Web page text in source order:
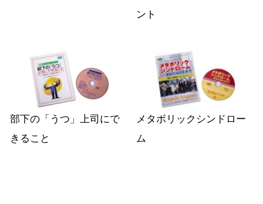
ント
部下の「うつ」上司にで
きること
メタボリックシンドロー
ム